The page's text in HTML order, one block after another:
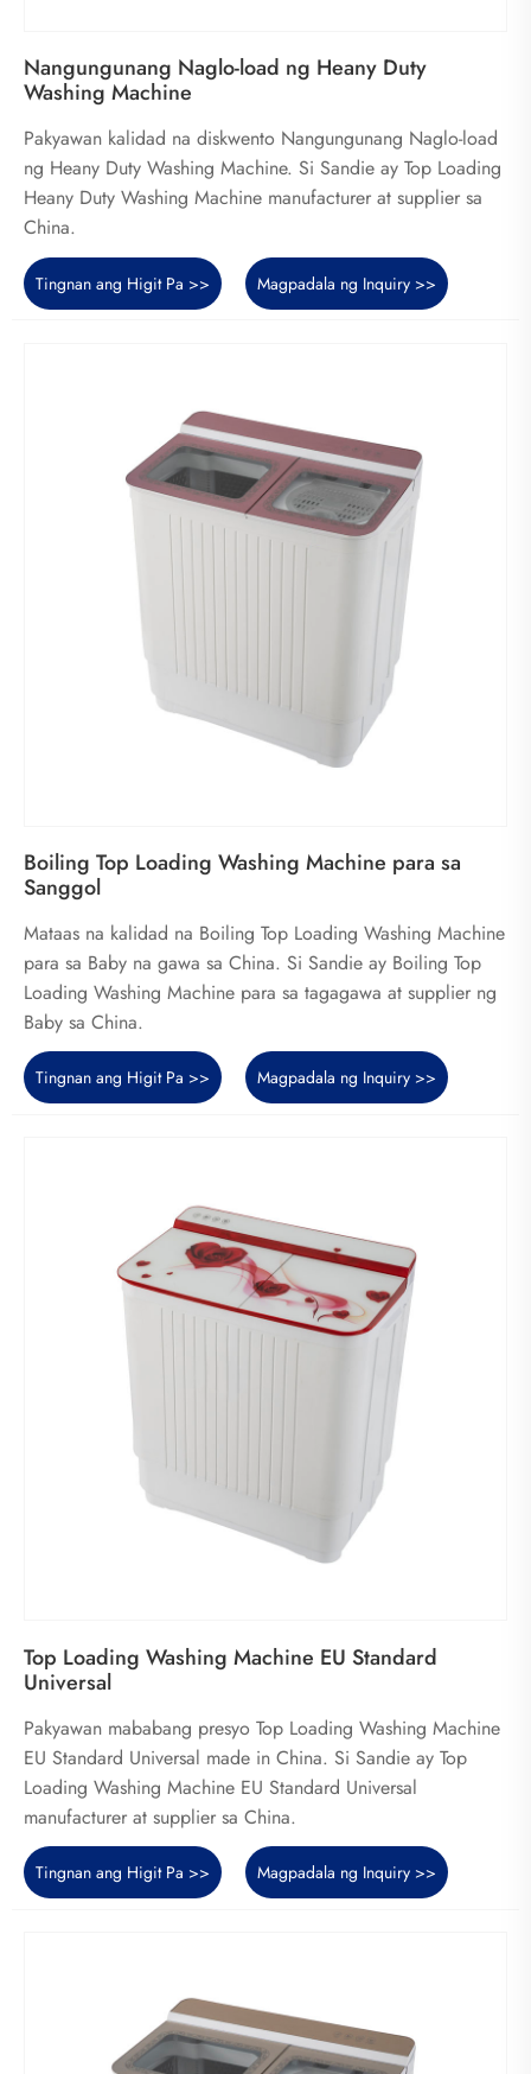
Nangungunang Naglo-load ng Heany Duty
Washing Machine
Pakyawan kalidad na diskwento Nangungunang Naglo-load
ng Heany Duty Washing Machine. Si Sandie ay Top Loading
Heany Duty Washing Machine manufacturer at supplier sa
China.
Tingnan ang Higit Pa >> Magpadala ng Inquiry >>
Boiling Top Loading Washing Machine para sa
Sanggol
Mataas na kalidad na Boiling Top Loading Washing Machine
para sa Baby na gawa sa China. Si Sandie ay Boiling Top
Loading Washing Machine para sa tagagawa at supplier ng
Baby sa China.
Tingnan ang Higit Pa >> Magpadala ng Inquiry >>
Top Loading Washing Machine EU Standard
Universal
Pakyawan mababang presyo Top Loading Washing Machine
EU Standard Universal made in China. Si Sandie ay Top
Loading Washing Machine EU Standard Universal
manufacturer at supplier sa China.
Tingnan ang Higit Pa >> Magpadala ng Inquiry >>